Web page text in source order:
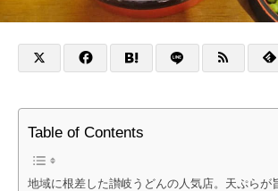
Table of Contents
地域に根差した讃岐うどんの人気店。天ぷらが